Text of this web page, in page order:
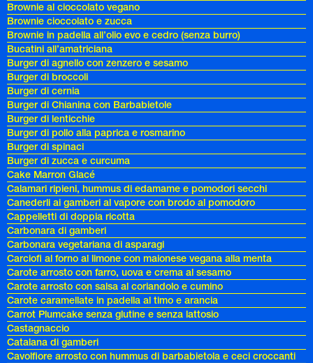
Brownie al cioccolato vegano
Brownie cioccolato e zucca
Brownie in padella all’olio evo e cedro (senza burro)
Bucatini all’amatriciana
Burger di agnello con zenzero e sesamo
Burger di broccoli
Burger di cernia
Burger di Chianina con Barbabietole
Burger di lenticchie
Burger di pollo alla paprica e rosmarino
Burger di spinaci
Burger di zucca e curcuma
Cake Marron Glacé
Calamari ripieni, hummus di edamame e pomodori secchi
Canederli ai gamberi al vapore con brodo al pomodoro
Cappelletti di doppia ricotta
Carbonara di gamberi
Carbonara vegetariana di asparagi
Carciofi al forno al limone con maionese vegana alla menta
Carote arrosto con farro, uova e crema al sesamo
Carote arrosto con salsa al coriandolo e cumino
Carote caramellate in padella al timo e arancia
Carrot Plumcake senza glutine e senza lattosio
Castagnaccio
Catalana di gamberi
Cavolfiore arrosto con hummus di barbabietola e ceci croccanti